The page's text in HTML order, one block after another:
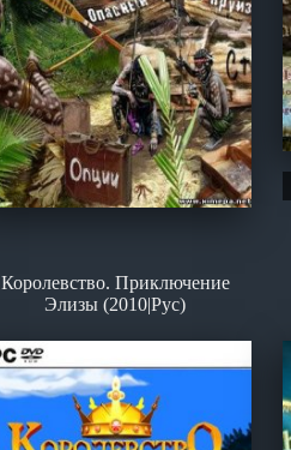
Королевство. Приключение
Элизы (2010|Рус)